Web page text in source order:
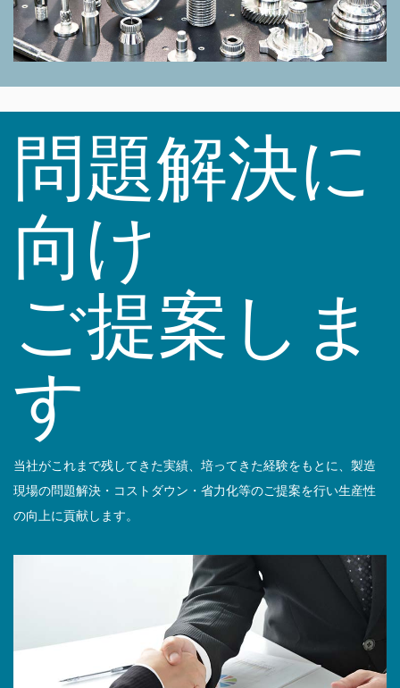
問題解決に
向け
ご提案しま
す
当社がこれまで残してきた実績、培ってきた経験をもとに、製造
現場の問題解決・コストダウン・省力化等のご提案を行い生産性
の向上に貢献します。